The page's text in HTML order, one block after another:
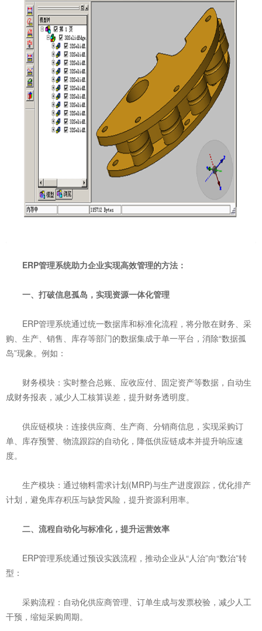
ERP管理系统助力企业实现高效管理的方法：
一、打破信息孤岛，实现资源一体化管理
ERP管理系统通过统一数据库和标准化流程，将分散在财务、采
购、生产、销售、库存等部门的数据集成于单一平台，消除“数据孤
岛”现象。例如：
财务模块：实时整合总账、应收应付、固定资产等数据，自动生
成财务报表，减少人工核算误差，提升财务透明度。
供应链模块：连接供应商、生产商、分销商信息，实现采购订
单、库存预警、物流跟踪的自动化，降低供应链成本并提升响应速
度。
生产模块：通过物料需求计划(MRP)与生产进度跟踪，优化排产
计划，避免库存积压与缺货风险，提升资源利用率。
二、流程自动化与标准化，提升运营效率
ERP管理系统通过预设实践流程，推动企业从“人治”向“数治”转
型：
采购流程：自动化供应商管理、订单生成与发票校验，减少人工
干预，缩短采购周期。